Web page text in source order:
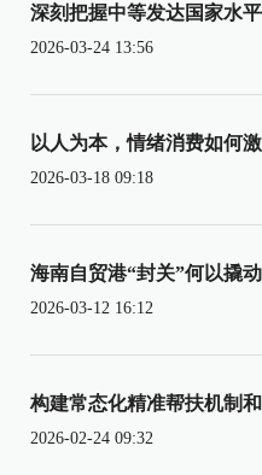
深刻把握中等发达国家水
2026-03-24 13:56
以人为本，情绪消费如何
2026-03-18 09:18
海南自贸港“封关”何以撬
2026-03-12 16:12
构建常态化精准帮扶机制
2026-02-24 09:32